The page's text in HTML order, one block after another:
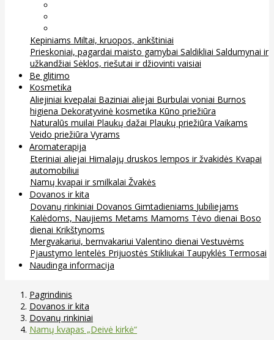
Kepiniams Miltai, kruopos, ankštiniai
Prieskoniai, pagardai maisto gamybai Saldikliai Saldumynai ir
užkandžiai Sėklos, riešutai ir džiovinti vaisiai
Be glitimo
Kosmetika
Aliejiniai kvepalai Baziniai aliejai Burbulai voniai Burnos
higiena Dekoratyvinė kosmetika Kūno priežiūra
Naturalūs muilai Plaukų dažai Plaukų priežiūra Vaikams
Veido priežiūra Vyrams
Aromaterapija
Eteriniai aliejai Himalajų druskos lempos ir žvakidės Kvapai
automobiliui
Namų kvapai ir smilkalai Žvakės
Dovanos ir kita
Dovanų rinkiniai Dovanos Gimtadieniams Jubiliejams
Kalėdoms, Naujiems Metams Mamoms Tėvo dienai Boso
dienai Krikštynoms
Mergvakariui, bernvakariui Valentino dienai Vestuvėms
Pjaustymo lentelės Prijuostės Stikliukai Taupyklės Termosai
Naudinga informacija
Pagrindinis
Dovanos ir kita
Dovanų rinkiniai
Namų kvapas „Deivė kirkė“